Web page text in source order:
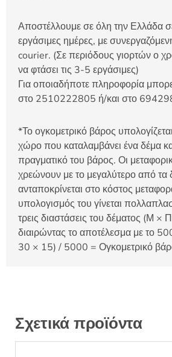
Αποστέλλουμε σε όλη την Ελλάδα
εργάσιμες ημέρες, με
courier. (Σε περιόδους γιορτών ο
να φτάσει τις 3-5 εργάσιμες)
Για οποιαδήποτε πληροφορία
στο 2510222805 ή/και στο
*Το ογκομετρικό βάρος
χώρο που καταλαμβάνει ένα δέμα
πραγματικό του βάρος. Οι
χρεώνουν με το μεγαλύτερο από
ανταποκρίνεται στο κόστος
υπολογισμός του γίνεται
τρεις διαστάσεις του δέματος (Μ ×
διαιρώντας το αποτέλεσμα με το
30 × 15) / 5000 = Ογκομετρικό
Σχετικά προϊόντα